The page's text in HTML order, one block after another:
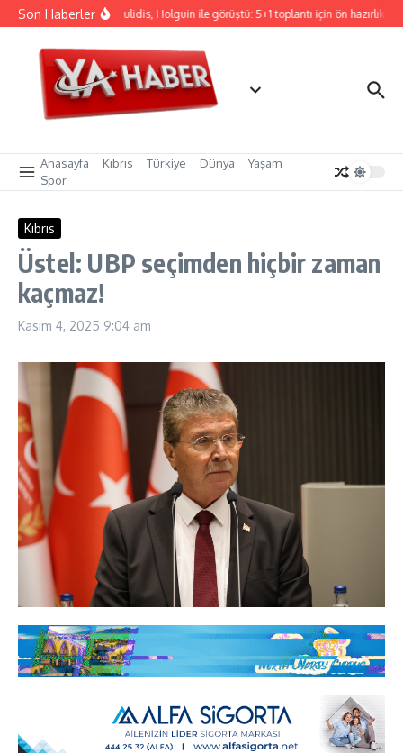
İçeriğe atla
Son HaberlerHristodulidis, Holguin ile görüştü: 5+1 toplantı için ön hazırlık
Anasayfa Kıbrıs Türkiye Dünya
Yaşam
Spor
Kıbrıs
Üstel: UBP seçimden hiçbir zaman
kaçmaz!
Kasım 4, 2025 9:04 am